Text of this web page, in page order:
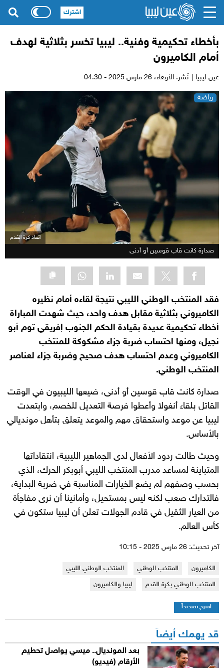
بأخطاء تحكيمية وفنية.. ليبيا تخسر بثلاثية لهدف
أمام الكاميرون
عين ليبيا | نُشر: الأربعاء،
رياضة
اتحاد كرة القدم
صدارة كانت قاب قوسين أو أدنى
فقد المنتخب الوطني الليبي نتيجة لقاءه أمام نظيره
الكاميروني بثلاثية مقابل هدف واحد، حيث شهدت المباراة
أخطاء تحكيمية عديدة بقيادة الحكم الجنوب إفريقي توم أبو
نجيل، ومنها احتساب ضربة جزاء مشكوكة للمنتخب
الكاميروني وعدم احتساب هدف صحيح وضربة جزاء لعناصر
المنتخب الوطني.
صدارة كانت قاب قوسين أو أدنى، ضيعها الليبيون في الوقت
القاتل بلقاء أنغولا وأعطوا فرصة التعديل للخصم، وابتعدت
ليبيا عن موعد واستحقاق مهم والموعد يتعلق بتأهل مونديالي
بالأساس.
وحيث طالت ردود الأفعال لدى الجماهير الليبية، انتقاداتها
المتباينة لمساعد مدرب المنتخب الليبي أبوبكر الحرك، الذي
بحسب وصفهم لم يضع الخيارات المناسبة في ضربة البداية،
فالتدارك صعب لكنه ليس بمستحيل، وأمانينا أن نرى مفاجأة
من العيار الثقيل في قادم الجولات تعلن أن ليبيا ستكون في
كأس العالم.
آخر تحديث: 26 مارس 2025 - 10:15
الكاميرون المنتخب الوطني
المنتخب الوطني الليبي
المنتخب الوطني بكرة القدم
ليبيا والكاميرون
اقترح تصحيحاً
قد يهمك أيضاً
بعد المونديال.. ميسي يواصل تحطيم
الأرقام (فيديو)
اشترك